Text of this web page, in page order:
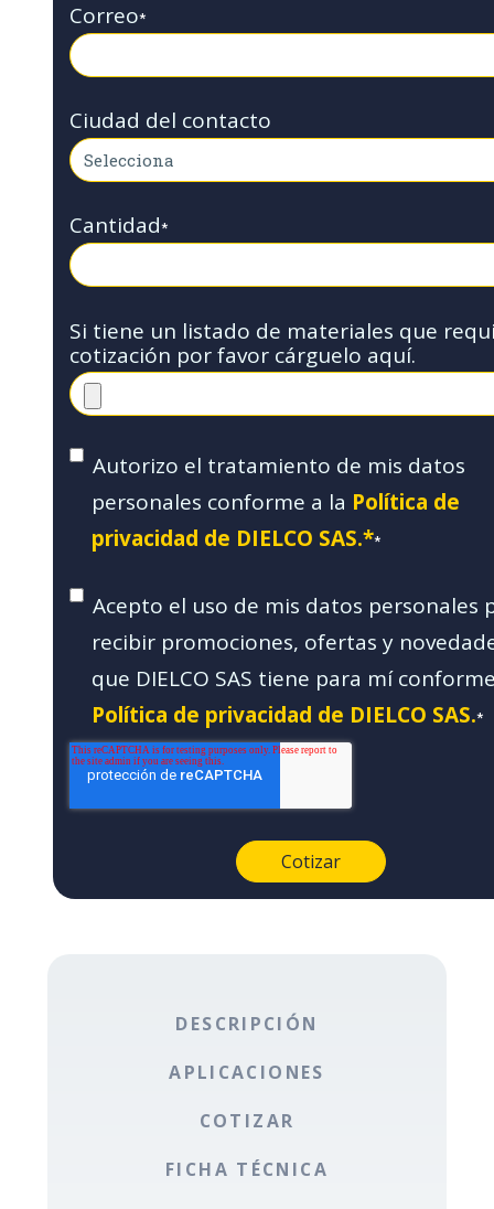
Correo*
Ciudad del contacto
Cantidad*
Si tiene un listado de materiales que
cotización por favor cárguelo aquí.
Autorizo el tratamiento de mis datos
personales conforme a la Política de
privacidad de DIELCO SAS.**
Acepto el uso de mis datos personales
recibir promociones, ofertas y
que DIELCO SAS tiene para mí
Política de privacidad de DIELCO SAS.*
DESCRIPCIÓN
APLICACIONES
COTIZAR
FICHA TÉCNICA